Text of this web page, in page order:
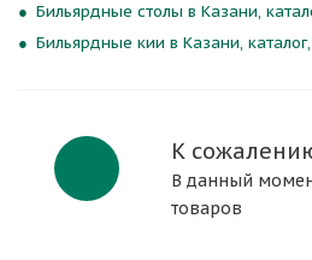
Бильярдные столы в Казани,
Бильярдные кии в Казани,
К
В данный
товаров